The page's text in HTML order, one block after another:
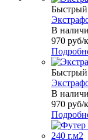
В
970 руб/
В
970 руб/